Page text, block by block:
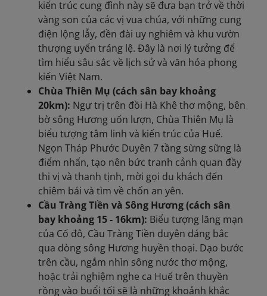
kiến trúc cung đình này sẽ đưa bạn trở về thời
vàng son của các vị vua chúa, với những cung
điện lộng lẫy, đền đài uy nghiêm và khu vườn
thượng uyển tráng lệ. Đây là nơi lý tưởng để
tìm hiểu sâu sắc về lịch sử và văn hóa phong
kiến Việt Nam.
Chùa Thiên Mụ (cách sân bay khoảng
20km): Ngự trị trên đồi Hà Khê thơ mộng, bên
bờ sông Hương uốn lượn, Chùa Thiên Mụ là
biểu tượng tâm linh và kiến trúc của Huế.
Ngọn Tháp Phước Duyên 7 tầng sừng sững là
điểm nhấn, tạo nên bức tranh cảnh quan đầy
thi vị và thanh tịnh, mời gọi du khách đến
chiêm bái và tìm về chốn an yên.
Cầu Tràng Tiền và Sông Hương (cách sân
bay khoảng 15 - 16km): Biểu tượng lãng mạn
của Cố đô, Cầu Tràng Tiền duyên dáng bắc
qua dòng sông Hương huyền thoại. Dạo bước
trên cầu, ngắm nhìn sông nước thơ mộng,
hoặc trải nghiệm nghe ca Huế trên thuyền
rồng vào buổi tối sẽ là những khoảnh khắc